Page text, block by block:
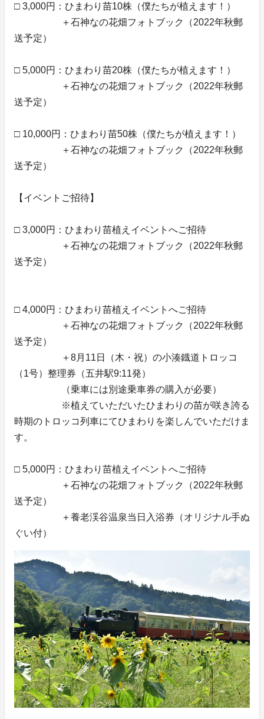
□ 3,000円：ひまわり苗10株（僕たちが植えます！）
＋石神なの花畑フォトブック（2022年秋郵
送予定）
□ 5,000円：ひまわり苗20株（僕たちが植えます！）
＋石神なの花畑フォトブック（2022年秋郵
送予定）
□ 10,000円：ひまわり苗50株（僕たちが植えます！）
＋石神なの花畑フォトブック（2022年秋郵
送予定）
【イベントご招待】
□ 3,000円：ひまわり苗植えイベントへご招待
＋石神なの花畑フォトブック（2022年秋郵
送予定）
□ 4,000円：ひまわり苗植えイベントへご招待
＋石神なの花畑フォトブック（2022年秋郵
送予定）
＋8月11日（木・祝）の小湊鐡道トロッコ
（1号）整理券（五井駅9:11発）
（乗車には別途乗車券の購入が必要）
※植えていただいたひまわりの苗が咲き誇る
時期のトロッコ列車にてひまわりを楽しんでいただけま
す。
□ 5,000円：ひまわり苗植えイベントへご招待
＋石神なの花畑フォトブック（2022年秋郵
送予定）
＋養老渓谷温泉当日入浴券（オリジナル手ぬ
ぐい付）